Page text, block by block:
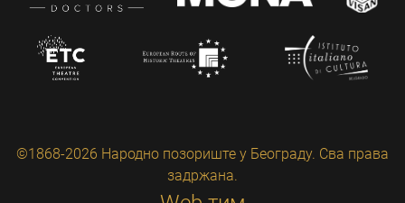
©1868-2026 Народно позориште у Београду. Сва права
задржана.